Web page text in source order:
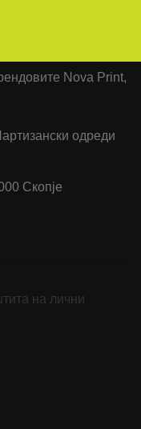
Nova Print,
одреди
Скопје
на лични